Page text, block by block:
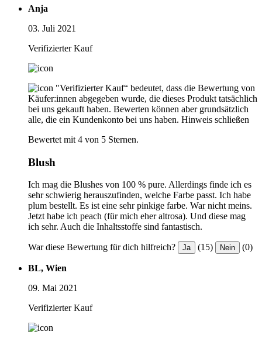
Anja
03. Juli 2021
Verifizierter Kauf
"Verifizierter Kauf“ bedeutet, dass die Bewertung von
Käufer:innen abgegeben wurde, die dieses Produkt tatsächlich
bei uns gekauft haben. Bewerten können aber grundsätzlich
alle, die ein Kundenkonto bei uns haben. Hinweis schließen
Bewertet mit 4 von 5 Sternen.
Blush
Ich mag die Blushes von 100 % pure. Allerdings finde ich es
sehr schwierig herauszufinden, welche Farbe passt. Ich habe
plum bestellt. Es ist eine sehr pinkige farbe. War nicht meins.
Jetzt habe ich peach (für mich eher altrosa). Und diese mag
ich sehr. Auch die Inhaltsstoffe sind fantastisch.
War diese Bewertung für dich hilfreich? Ja (15) Nein (0)
BL, Wien
09. Mai 2021
Verifizierter Kauf